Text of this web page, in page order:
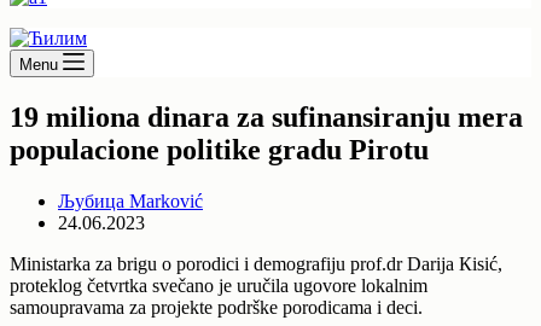
Menu
19 miliona dinara za sufinansiranju mera
populacione politike gradu Pirotu
Љубица Marković
24.06.2023
Ministarka za brigu o porodici i demografiju prof.dr Darija Кisić,
proteklog četvrtka svečano je uručila ugovore lokalnim
samoupravama za projekte podrške porodicama i deci.